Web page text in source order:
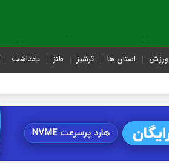
ورزش استان ها ترشیز طنز یادداشت